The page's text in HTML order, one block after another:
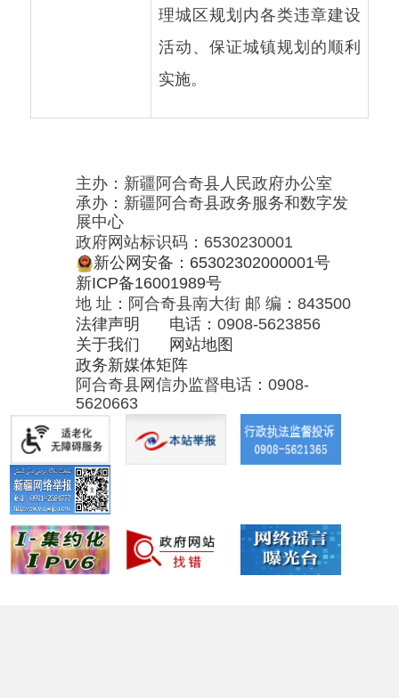
主办：新疆阿合奇县人民政府办公室
承办：新疆阿合奇县政务服务和数字发
法律声明
电话：0908-5623856
关于我们
网站地图
政务新媒体矩阵
阿合奇县网信办监督电话：0908-
5620663